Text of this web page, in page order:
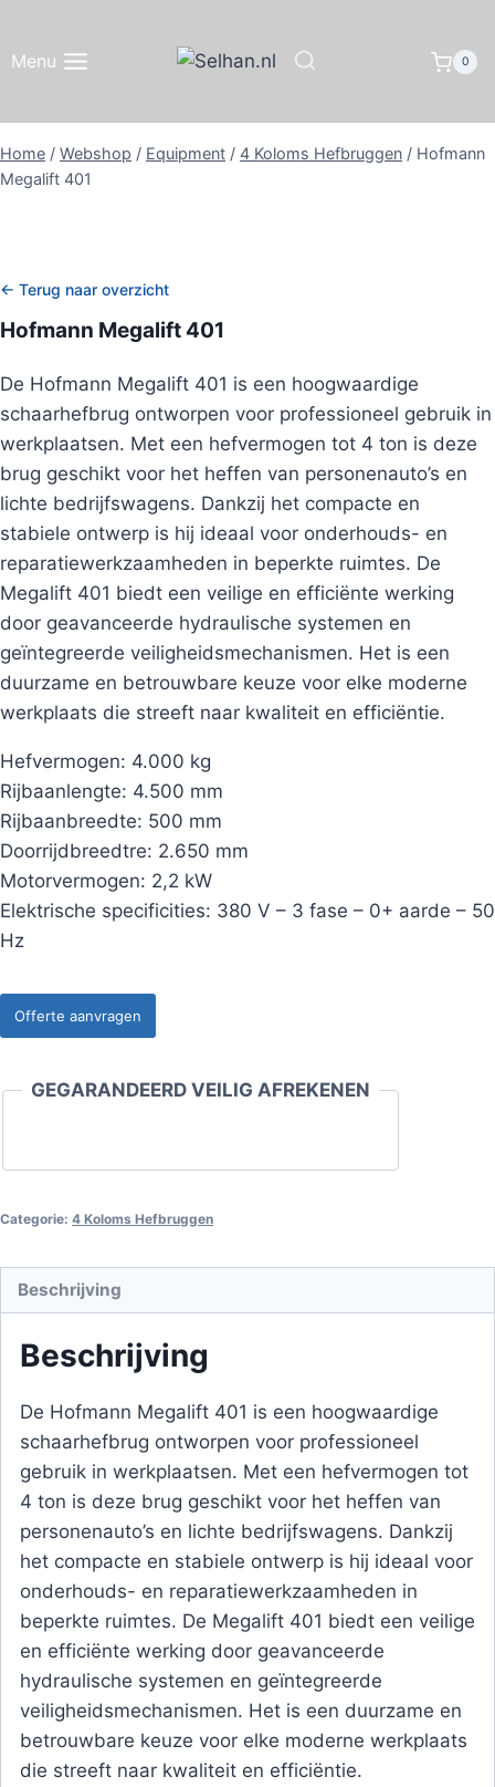
inhoud
Menu 0
Home / Webshop / Equipment / 4 Koloms Hefbruggen / Hofmann
Megalift 401
← Terug naar overzicht
Hofmann Megalift 401
De Hofmann Megalift 401 is een hoogwaardige
schaarhefbrug ontworpen voor professioneel gebruik in
werkplaatsen. Met een hefvermogen tot 4 ton is deze
brug geschikt voor het heffen van personenauto’s en
lichte bedrijfswagens. Dankzij het compacte en
stabiele ontwerp is hij ideaal voor onderhouds- en
reparatiewerkzaamheden in beperkte ruimtes. De
Megalift 401 biedt een veilige en efficiënte werking
door geavanceerde hydraulische systemen en
geïntegreerde veiligheidsmechanismen. Het is een
duurzame en betrouwbare keuze voor elke moderne
werkplaats die streeft naar kwaliteit en efficiëntie.
Hefvermogen: 4.000 kg
Rijbaanlengte: 4.500 mm
Rijbaanbreedte: 500 mm
Doorrijdbreedtre: 2.650 mm
Motorvermogen: 2,2 kW
Elektrische specificities: 380 V – 3 fase – 0+ aarde – 50
Hz
Offerte aanvragen
GEGARANDEERD VEILIG AFREKENEN
Categorie: 4 Koloms Hefbruggen
Beschrijving
Beschrijving
De Hofmann Megalift 401 is een hoogwaardige
schaarhefbrug ontworpen voor professioneel
gebruik in werkplaatsen. Met een hefvermogen tot
4 ton is deze brug geschikt voor het heffen van
personenauto’s en lichte bedrijfswagens. Dankzij
het compacte en stabiele ontwerp is hij ideaal voor
onderhouds- en reparatiewerkzaamheden in
beperkte ruimtes. De Megalift 401 biedt een veilige
en efficiënte werking door geavanceerde
hydraulische systemen en geïntegreerde
veiligheidsmechanismen. Het is een duurzame en
betrouwbare keuze voor elke moderne werkplaats
die streeft naar kwaliteit en efficiëntie.